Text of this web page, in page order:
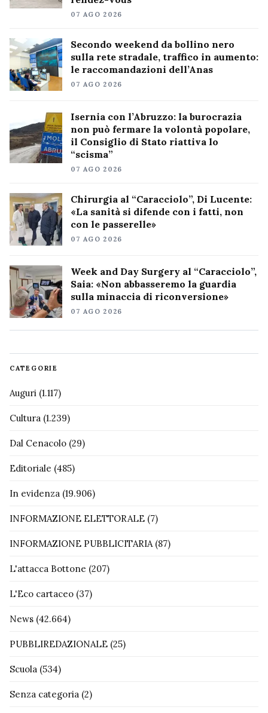
07 AGO 2026
Secondo weekend da bollino nero
sulla rete stradale, traffico in aumento:
le raccomandazioni dell’Anas
07 AGO 2026
Isernia con l’Abruzzo: la burocrazia
non può fermare la volontà popolare,
il Consiglio di Stato riattiva lo
“scisma”
07 AGO 2026
Chirurgia al “Caracciolo”, Di Lucente:
«La sanità si difende con i fatti, non
con le passerelle»
07 AGO 2026
Week and Day Surgery al “Caracciolo”,
Saia: «Non abbasseremo la guardia
sulla minaccia di riconversione»
07 AGO 2026
CATEGORIE
Auguri (1.117)
Cultura (1.239)
Dal Cenacolo (29)
Editoriale (485)
In evidenza (19.906)
INFORMAZIONE ELETTORALE (7)
INFORMAZIONE PUBBLICITARIA(87)
L'attacca Bottone (207)
L'Eco cartaceo (37)
News (42.664)
PUBBLIREDAZIONALE (25)
Scuola (534)
Senza categoria (2)